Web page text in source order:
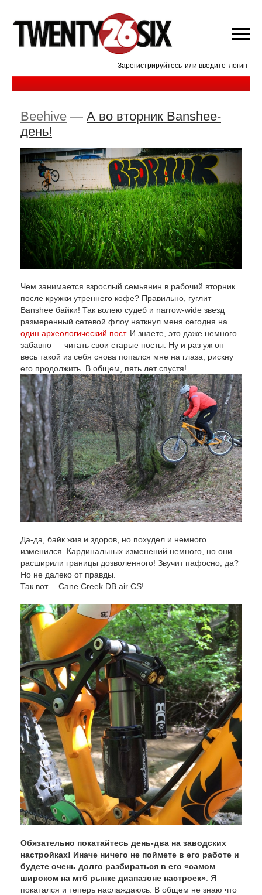
Зарегистрируйтесь или введите логин
Beehive — А во вторник Banshee-
день!
Чем занимается взрослый семьянин в рабочий вторник
после кружки утреннего кофе? Правильно, гуглит
Banshee байки! Так волею судеб и narrow-wide звезд
размеренный сетевой флоу наткнул меня сегодня на
один археологический пост. И знаете, это даже немного
забавно — читать свои старые посты. Ну и раз уж он
весь такой из себя снова попался мне на глаза, рискну
его продолжить. В общем, пять лет спустя!
Да-да, байк жив и здоров, но похудел и немного
изменился. Кардинальных изменений немного, но они
расширили границы дозволенного! Звучит пафосно, да?
Но не далеко от правды.
Так вот… Cane Creek DB air CS!
Обязательно покатайтесь день-два на заводских
настройках! Иначе ничего не поймете в его работе и
будете очень долго разбираться в его «самом
широком на мтб рынке диапазоне настроек» . Я
покатался и теперь наслаждаюсь. В общем не знаю что